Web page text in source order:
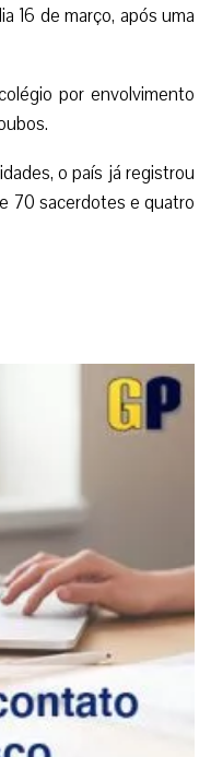
16 de março, após uma
por envolvimento
o país já registrou
70 sacerdotes e quatro